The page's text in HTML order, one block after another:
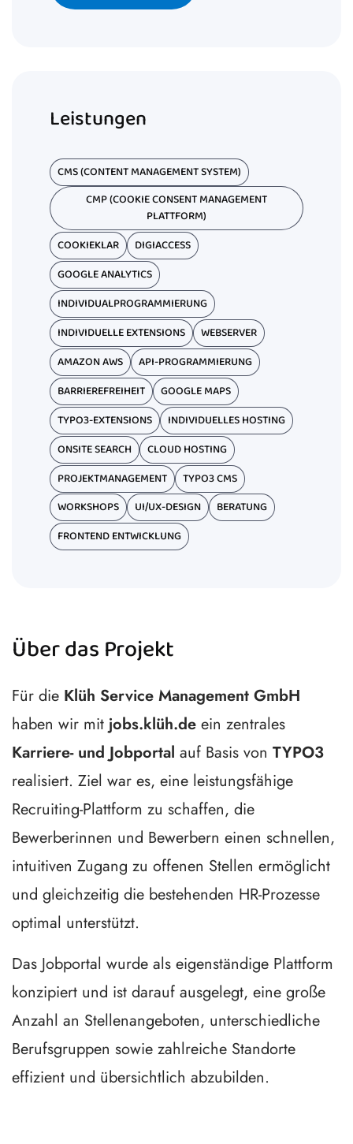
Leistungen
CMS (CONTENT MANAGEMENT SYSTEM)
CMP (COOKIE CONSENT MANAGEMENT
PLATTFORM)
COOKIEKLAR
DIGIACCESS
GOOGLE ANALYTICS
INDIVIDUALPROGRAMMIERUNG
INDIVIDUELLE EXTENSIONS
WEBSERVER
AMAZON AWS
API-PROGRAMMIERUNG
BARRIEREFREIHEIT
GOOGLE MAPS
TYPO3-EXTENSIONS
INDIVIDUELLES HOSTING
ONSITE SEARCH
CLOUD HOSTING
PROJEKTMANAGEMENT
TYPO3 CMS
WORKSHOPS
UI/UX-DESIGN
BERATUNG
FRONTEND ENTWICKLUNG
Über das Projekt
Für die Klüh Service Management GmbH
haben wir mit jobs.klüh.de ein zentrales
Karriere- und Jobportal auf Basis von TYPO3
realisiert. Ziel war es, eine leistungsfähige
Recruiting-Plattform zu schaffen, die
Bewerberinnen und Bewerbern einen schnellen,
intuitiven Zugang zu offenen Stellen ermöglicht
und gleichzeitig die bestehenden HR-Prozesse
optimal unterstützt.
Das Jobportal wurde als eigenständige Plattform
konzipiert und ist darauf ausgelegt, eine große
Anzahl an Stellenangeboten, unterschiedliche
Berufsgruppen sowie zahlreiche Standorte
effizient und übersichtlich abzubilden.